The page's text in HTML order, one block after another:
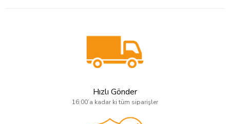
Hızlı Gönder
16:00’a kadar ki tüm siparişler